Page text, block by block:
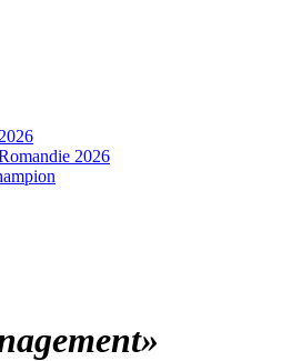
2026